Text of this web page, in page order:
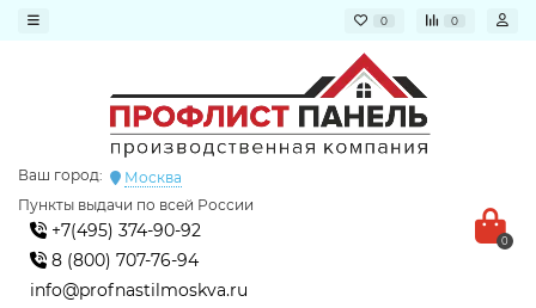
0 0
Ваш город:
Москва
Пункты выдачи по всей России
+7(495) 374-90-92
8 (800) 707-76-94
info@profnastilmoskva.ru
0